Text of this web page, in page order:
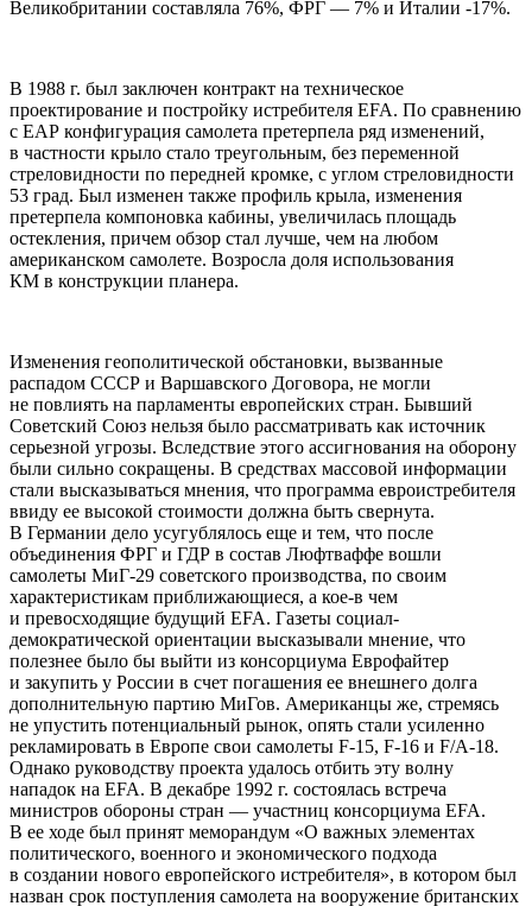
Великобритании составляла 76%, ФРГ — 7% и Италии -17%.
В 1988 г. был заключен контракт на техническое
проектирование и постройку истребителя EFA. По сравнению
с ЕАР конфигурация самолета претерпела ряд изменений,
в частности крыло стало треугольным, без переменной
стреловидности по передней кромке, с углом стреловидности
53 град. Был изменен также профиль крыла, изменения
претерпела компоновка кабины, увеличилась площадь
остекления, причем обзор стал лучше, чем на любом
американском самолете. Возросла доля использования
КМ в конструкции планера.
Изменения геополитической обстановки, вызванные
распадом СССР и Варшавского Договора, не могли
не повлиять на парламенты европейских стран. Бывший
Советский Союз нельзя было рассматривать как источник
серьезной угрозы. Вследствие этого ассигнования на оборону
были сильно сокращены. В средствах массовой информации
стали высказываться мнения, что программа евроистребителя
ввиду ее высокой стоимости должна быть свернута.
В Германии дело усугублялось еще и тем, что после
объединения ФРГ и ГДР в состав Люфтваффе вошли
самолеты МиГ-29 советского производства, по своим
характеристикам приближающиеся, а кое-в чем
и превосходящие будущий EFA. Газеты социал-
демократической ориентации высказывали мнение, что
полезнее было бы выйти из консорциума Еврофайтер
и закупить у России в счет погашения ее внешнего долга
дополнительную партию МиГов. Американцы же, стремясь
не упустить потенциальный рынок, опять стали усиленно
рекламировать в Европе свои самолеты F-15, F-16 и F/A-18.
Однако руководству проекта удалось отбить эту волну
нападок на EFA. В декабре 1992 г. состоялась встреча
министров обороны стран — участниц консорциума EFA.
В ее ходе был принят меморандум «О важных элементах
политического, военного и экономического подхода
в создании нового европейского истребителя», в котором был
назван срок поступления самолета на вооружение британских